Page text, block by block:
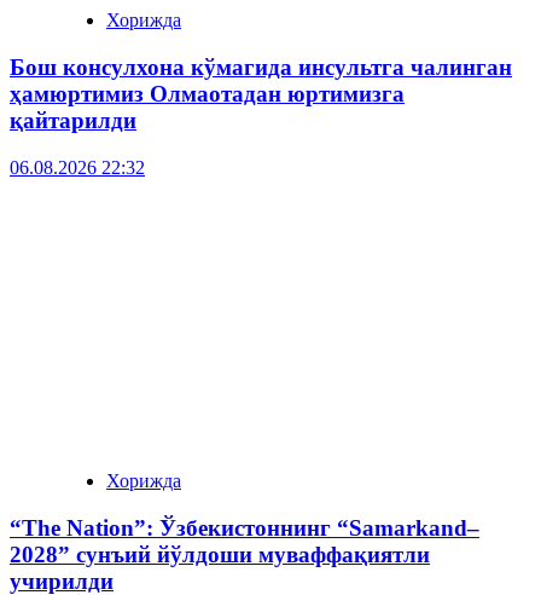
Хорижда
Бош консулхона кўмагида инсультга чалинган
ҳамюртимиз Олмаотадан юртимизга
қайтарилди
06.08.2026 22:32
Хорижда
“The Nation”: Ўзбекистоннинг “Samarkand–
2028” сунъий йўлдоши муваффақиятли
учирилди